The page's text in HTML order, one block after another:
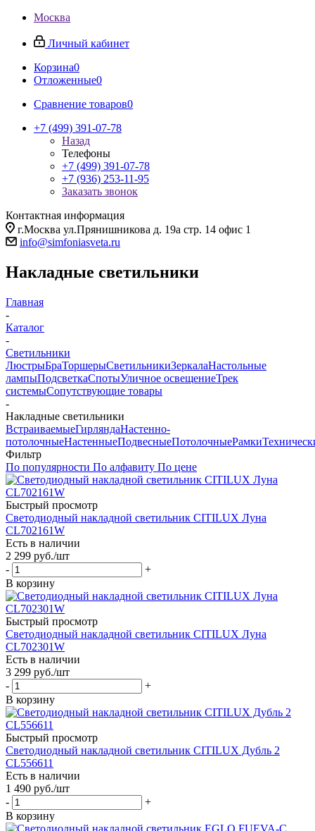
Москва
Личный кабинет
Корзина0
Отложенные0
Сравнение товаров0
+7 (499) 391-07-78
Назад
Телефоны
+7 (499) 391-07-78
+7 (936) 253-11-95
Заказать звонок
Контактная информация
г.Москва ул.Прянишникова д. 19а стр. 14 офис 1
info@simfoniasveta.ru
Накладные светильники
Главная
-
Каталог
-
Светильники
ЛюстрыБраТоршерыСветильникиЗеркалаНастольные
лампыПодсветкаСпотыУличное освещениеТрек
системыСопутствующие товары
-
Накладные светильники
ВстраиваемыеГирляндаНастенно-
потолочныеНастенныеПодвесныеПотолочныеРамки
Фильтр
По популярности По алфавиту По цене
Быстрый просмотр
Светодиодный накладной светильник CITILUX Луна
CL702161W
Есть в наличии
2 299 руб./шт
-
+
В корзину
Быстрый просмотр
Светодиодный накладной светильник CITILUX Луна
CL702301W
Есть в наличии
3 299 руб./шт
-
+
В корзину
Быстрый просмотр
Светодиодный накладной светильник CITILUX Дубль 2
CL556611
Есть в наличии
1 490 руб./шт
-
+
В корзину